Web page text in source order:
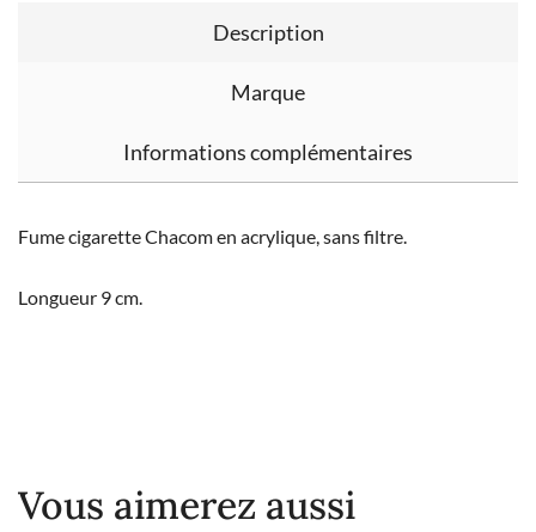
Description
Marque
Informations complémentaires
Fume cigarette Chacom en acrylique, sans filtre.
Longueur 9 cm.
Vous aimerez aussi